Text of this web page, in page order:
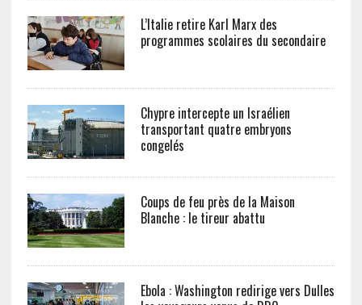
L’Italie retire Karl Marx des
programmes scolaires du secondaire
Chypre intercepte un Israélien
transportant quatre embryons
congelés
Coups de feu près de la Maison
Blanche : le tireur abattu
Ebola : Washington redirige vers Dulles